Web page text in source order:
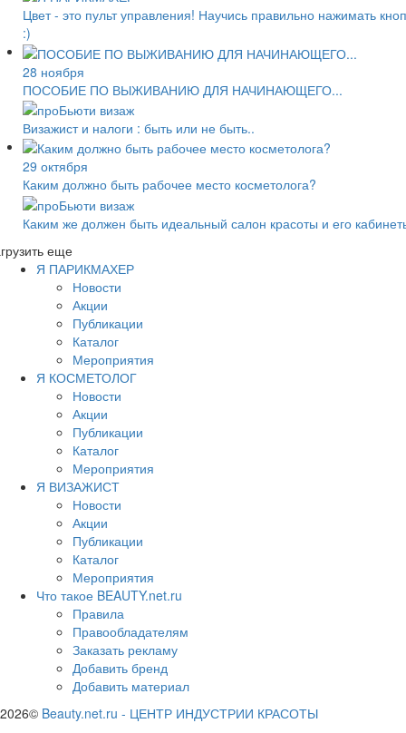
Цвет - это пульт управления! Научись правильно нажимать
:)
28 ноября
ПОСОБИЕ ПО ВЫЖИВАНИЮ ДЛЯ НАЧИНАЮЩЕГО...
Визажист и налоги : быть или не быть..
29 октября
Каким должно быть рабочее место косметолога?
Каким же должен быть идеальный салон красоты и его
еще
Я ПАРИКМАХЕР
Новости
Акции
Публикации
Каталог
Мероприятия
Я КОСМЕТОЛОГ
Новости
Акции
Публикации
Каталог
Мероприятия
Я ВИЗАЖИСТ
Новости
Акции
Публикации
Каталог
Мероприятия
Что такое BEAUTY.net.ru
Правила
Правообладателям
Заказать рекламу
Добавить бренд
Добавить материал
2026© Beauty.net.ru - ЦЕНТР ИНДУСТРИИ КРАСОТЫ